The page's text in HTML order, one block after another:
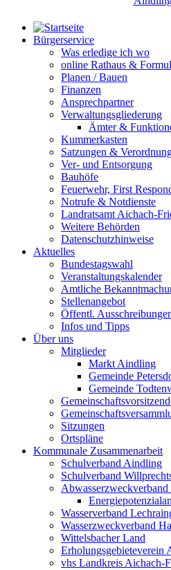
Bürgerservice
Was erledige ich wo
online Rathaus &
Planen / Bauen
Finanzen
Ansprechpartner
Verwaltungsgliederung
Ämter &
Kummerkasten
Satzungen &
Ver- und Entsorgung
Bauhöfe
Feuerwehr, First
Notrufe & Notdienste
Landratsamt Aichach-
Weitere Behörden
Datenschutzhinweise
Aktuelles
Bundestagswahl
Veranstaltungskalender
Amtliche
Stellenangebot
Öffentl.
Infos und Tipps
Über uns
Mitglieder
Markt Aindling
Gemeinde
Gemeinde
Sitzungen
Ortspläne
Kommunale Zusammenarbeit
Schulverband Aindling
Schulverband
Wasserverband
Wasserzweckverband
Wittelsbacher Land
Erholungsgebieteverein
vhs Landkreis Aichach-